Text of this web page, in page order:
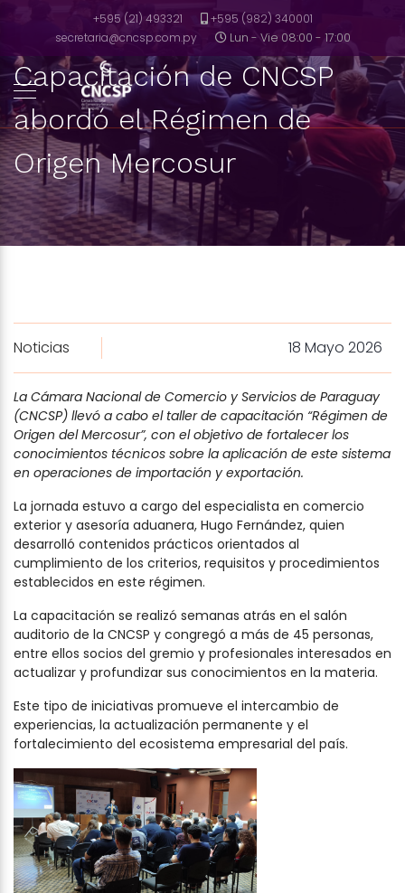
+595 (21) 493321
+595 (982) 340001
secretaria@cncsp.com.py
Lun - Vie 08:00 - 17:00
Capacitación de CNCSP
abordó el Régimen de
Origen Mercosur
Noticias 18 Mayo 2026
La Cámara Nacional de Comercio y Servicios de Paraguay
(CNCSP) llevó a cabo el taller de capacitación “Régimen de
Origen del Mercosur”, con el objetivo de fortalecer los
conocimientos técnicos sobre la aplicación de este sistema
en operaciones de importación y exportación.
La jornada estuvo a cargo del especialista en comercio
exterior y asesoría aduanera, Hugo Fernández, quien
desarrolló contenidos prácticos orientados al
cumplimiento de los criterios, requisitos y procedimientos
establecidos en este régimen.
La capacitación se realizó semanas atrás en el salón
auditorio de la CNCSP y congregó a más de 45 personas,
entre ellos socios del gremio y profesionales interesados en
actualizar y profundizar sus conocimientos en la materia.
Este tipo de iniciativas promueve el intercambio de
experiencias, la actualización permanente y el
fortalecimiento del ecosistema empresarial del país.